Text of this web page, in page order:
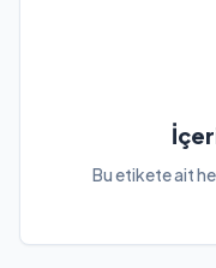
Bu etikete ait